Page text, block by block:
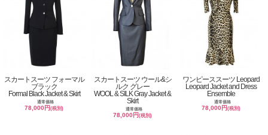
スカートスーツ フォーマル
ブラック
Formal Black Jacket & Skirt
通常価格
78,000円(税別)
スカートスーツ ウール&シ
ルク グレー
WOOL & SILK Gray Jacket &
Skirt
通常価格
78,000円(税別)
ワンピーススーツ Leopard
Leopard Jacket and Dress
Ensemble
通常価格
78,000円(税別)